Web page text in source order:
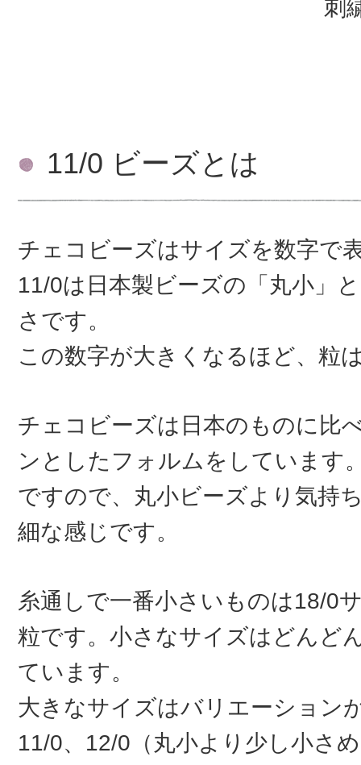
刺
11/0 ビーズとは
チェコビーズはサイズを数字で
11/0は日本製ビーズの「丸小」
さです。
この数字が大きくなるほど、粒
チェコビーズは日本のものに比
ンとしたフォルムをしています
ですので、丸小ビーズより気持
細な感じです。
糸通しで一番小さいものは18/0
粒です。小さなサイズはどんど
ています。
大きなサイズはバリエーション
11/0、12/0（丸小より少し小さ